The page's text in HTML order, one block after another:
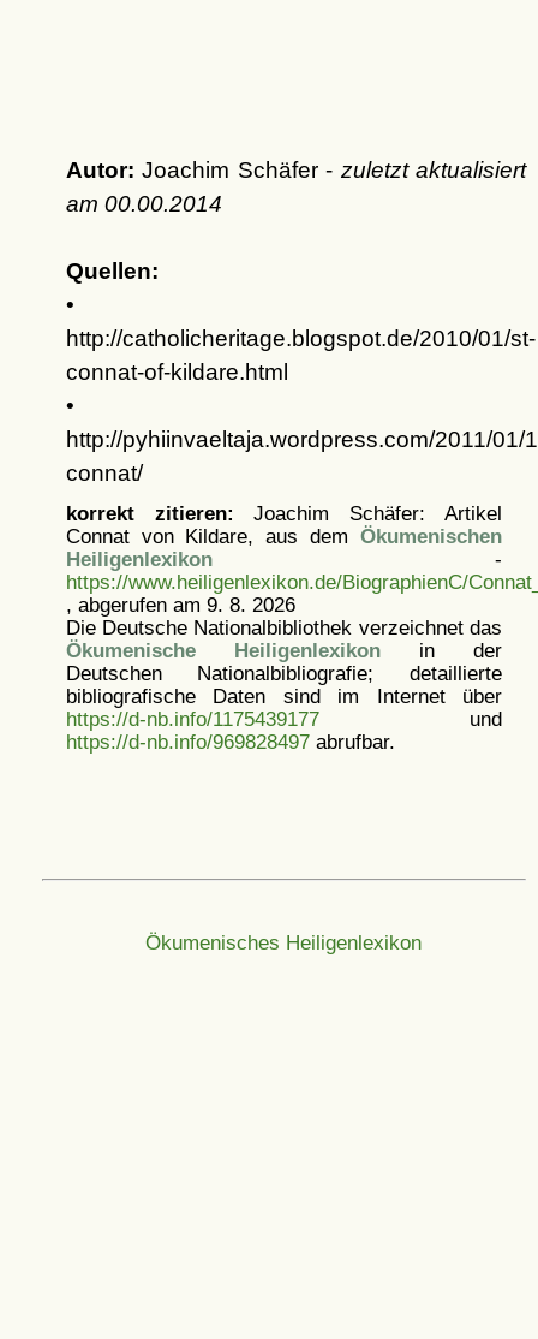
Autor: Joachim Schäfer - zuletzt aktualisiert
am 00.00.2014
Quellen:
•
http://catholicheritage.blogspot.de/2010/01/st-
connat-of-kildare.html
•
http://pyhiinvaeltaja.wordpress.com/2011/01/
connat/
korrekt zitieren: Joachim Schäfer: Artikel
Connat von Kildare, aus dem Ökumenischen
Heiligenlexikon-
https://www.heiligenlexikon.de/BiographienC/
, abgerufen am 9. 8. 2026
Die Deutsche Nationalbibliothek verzeichnet das
Ökumenische Heiligenlexikonin der
Deutschen Nationalbibliografie; detaillierte
bibliografische Daten sind im Internet über
https://d-nb.info/1175439177und
https://d-nb.info/969828497abrufbar.
Ökumenisches Heiligenlexikon